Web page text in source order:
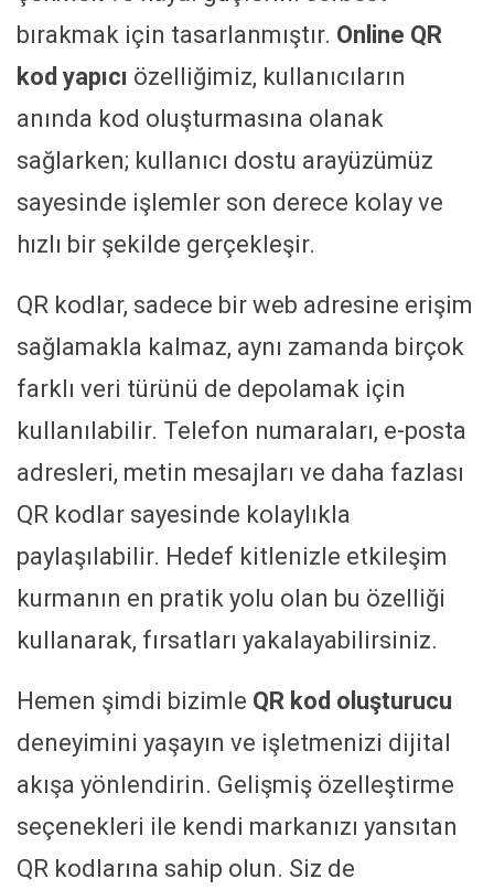
bırakmak için tasarlanmıştır. Online QR
kod yapıcı özelliğimiz, kullanıcıların
anında kod oluşturmasına olanak
sağlarken; kullanıcı dostu arayüzümüz
sayesinde işlemler son derece kolay ve
hızlı bir şekilde gerçekleşir.
QR kodlar, sadece bir web adresine erişim
sağlamakla kalmaz, aynı zamanda birçok
farklı veri türünü de depolamak için
kullanılabilir. Telefon numaraları, e-posta
adresleri, metin mesajları ve daha fazlası
QR kodlar sayesinde kolaylıkla
paylaşılabilir. Hedef kitlenizle etkileşim
kurmanın en pratik yolu olan bu özelliği
kullanarak, fırsatları yakalayabilirsiniz.
Hemen şimdi bizimle QR kod oluşturucu
deneyimini yaşayın ve işletmenizi dijital
akışa yönlendirin. Gelişmiş özelleştirme
seçenekleri ile kendi markanızı yansıtan
QR kodlarına sahip olun. Siz de